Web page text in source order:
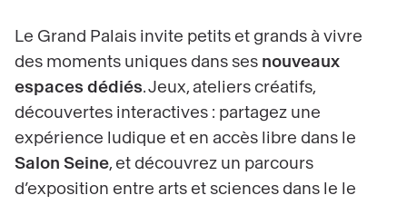
Le Grand Palais invite petits et grands à vivre
des moments uniques dans ses nouveaux
espaces dédiés. Jeux, ateliers créatifs,
découvertes interactives : partagez une
expérience ludique et en accès libre dans le
Salon Seine, et découvrez un parcours
d’exposition entre arts et sciences dans le le